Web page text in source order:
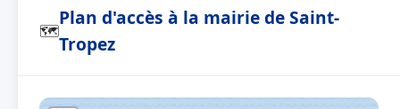
🗺
Plan d'accès à la mairie de Saint-
Tropez